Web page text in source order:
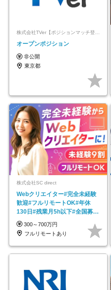
株式会社TVer【ポジションマッチ登録】
オープンポジション
非公開
東京都
株式会社SC direct
Webクリエイター#完全未経験
歓迎#フルリモートOK#年休
130日#残業月5h以下#全国募集
#最大1年の研修
300～700万円
フルリモートあり